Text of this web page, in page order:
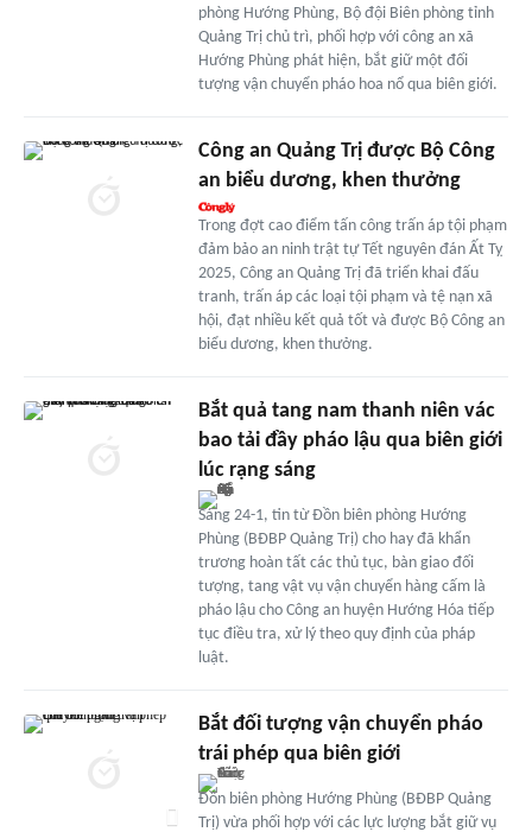
phòng Hướng Phùng, Bộ đội Biên phòng tỉnh
Quảng Trị chủ trì, phối hợp với công an xã
Hướng Phùng phát hiện, bắt giữ một đối
tượng vận chuyển pháo hoa nổ qua biên giới.
Công an Quảng Trị được Bộ Công
an biểu dương, khen thưởng
Trong đợt cao điểm tấn công trấn áp tội phạm
đảm bảo an ninh trật tự Tết nguyên đán Ất Tỵ
2025, Công an Quảng Trị đã triển khai đấu
tranh, trấn áp các loại tội phạm và tệ nạn xã
hội, đạt nhiều kết quả tốt và được Bộ Công an
biểu dương, khen thưởng.
Bắt quả tang nam thanh niên vác
bao tải đầy pháo lậu qua biên giới
lúc rạng sáng
Sáng 24-1, tin từ Đồn biên phòng Hướng
Phùng (BĐBP Quảng Trị) cho hay đã khẩn
trương hoàn tất các thủ tục, bàn giao đối
tượng, tang vật vụ vận chuyển hàng cấm là
pháo lậu cho Công an huyện Hướng Hóa tiếp
tục điều tra, xử lý theo quy định của pháp
luật.
Bắt đối tượng vận chuyển pháo
trái phép qua biên giới
Đồn biên phòng Hướng Phùng (BĐBP Quảng
Trị) vừa phối hợp với các lực lượng bắt giữ vụ